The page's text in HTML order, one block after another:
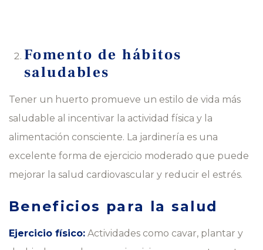
Fomento de hábitos
saludables
Tener un huerto promueve un estilo de vida más
saludable al incentivar la actividad física y la
alimentación consciente. La jardinería es una
excelente forma de ejercicio moderado que puede
mejorar la salud cardiovascular y reducir el estrés.
Beneficios para la salud
Ejercicio físico: Actividades como cavar, plantar y